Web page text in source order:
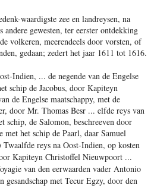
waardigste zee en landreysen, na
andere gewesten, ter eerster ontdekking
volkeren, meerendeels door vorsten, of
gedaan; zedert het jaar 1611 tot 1616.
Indien, ... de negende van de Engelse
schip de Jacobus, door Kapiteyn
de Engelse maatschappy, met de
door Mr. Thomas Besr ... elfde reys van
schip, de Salomon, beschreeven door
het schip de Paarl, daar Samuel
Twaalfde reys na Oost-Indien, op kosten
Kapiteyn Christoffel Nieuwpoort ...
van den eerwaarden vader Antonio
gesandschap met Tecur Egzy, door den